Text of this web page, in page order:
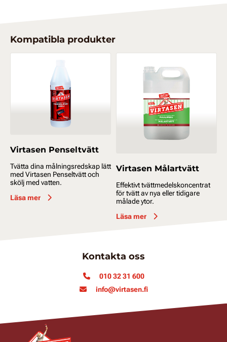
Kompatibla produkter
Virtasen Penseltvätt
Tvätta dina målningsredskap lätt
med Virtasen Penseltvätt och
skölj med vatten.
Läsa mer
Virtasen Målartvätt
Effektivt tvättmedelskoncentrat
för tvätt av nya eller tidigare
målade ytor.
Läsa mer
Kontakta oss
010 32 31 600
info@virtasen.fi